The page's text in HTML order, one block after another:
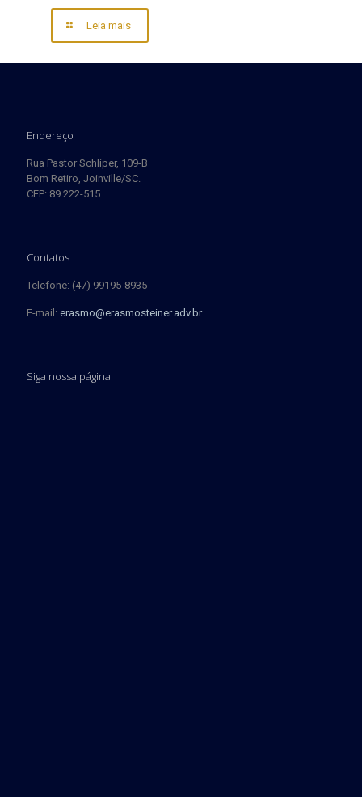
Leia mais
Endereço
Rua Pastor Schliper, 109-B
Bom Retiro, Joinville/SC.
CEP: 89.222-515.
Contatos
Telefone: (47) 99195-8935
E-mail: erasmo@erasmosteiner.adv.br
Siga nossa página